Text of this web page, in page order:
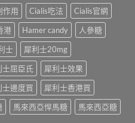
作用 Cialis吃法
Cialis官網
港 Hamer candy
人參糖
士
犀利士20mg
士屈臣氏
犀利士效果
士邊度買
犀利士香港買
馬來西亞悍馬糖 馬來西亞糖